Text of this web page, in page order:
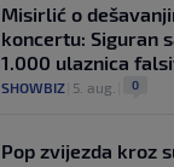
Misirlić o
koncertu: Siguran
1.000 ulaznica
SHOWBIZ 5. aug. 0
Pop zvijezda kroz